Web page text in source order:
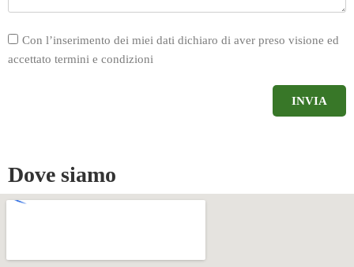
Con l’inserimento dei miei dati dichiaro di aver preso visione ed
accettato termini e condizioni
INVIA
Dove siamo